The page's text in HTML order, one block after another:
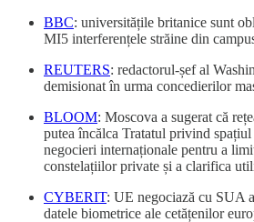
BBC: universitățile britanice sunt
MI5 interferențele străine din
REUTERS: redactorul-șef al
demisionat în urma concedierilor
BLOOM: Moscova a sugerat că
putea încălca Tratatul privind
negocieri internaționale pentru a
constelațiilor private și a clarifica
CYBERIT: UE negociază cu SUA
datele biometrice ale cetățenilor